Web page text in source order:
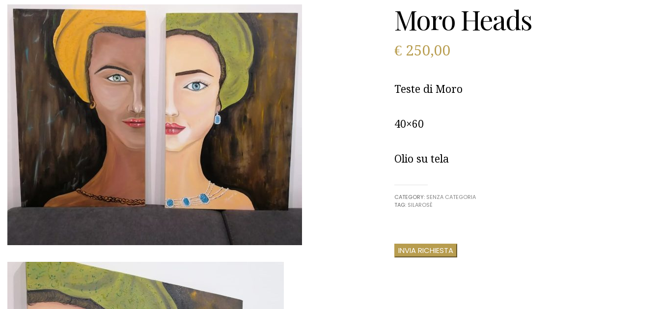
Moro Heads
€ 250,00
Teste di Moro
40×60
Olio su tela
CATEGORY: SENZA CATEGORIA
TAG: SILAROSÈ
INVIA RICHIESTA